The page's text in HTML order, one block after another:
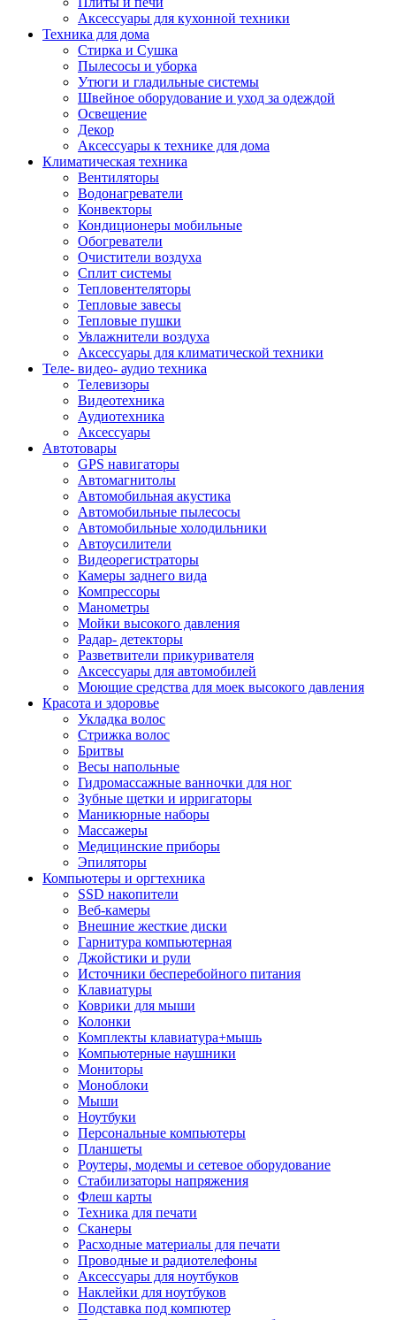
Аксессуары для кухонной техники
Техника для дома
Стирка и Сушка
Пылесосы и уборка
Утюги и гладильные системы
Швейное оборудование и уход за одеждой
Освещение
Декор
Аксессуары к технике для дома
Климатическая техника
Вентиляторы
Водонагреватели
Конвекторы
Кондиционеры мобильные
Обогреватели
Очистители воздуха
Сплит системы
Тепловентеляторы
Тепловые завесы
Тепловые пушки
Увлажнители воздуха
Аксессуары для климатической техники
Теле- видео- аудио техника
Телевизоры
Видеотехника
Аудиотехника
Аксессуары
Автотовары
GPS навигаторы
Автомагнитолы
Автомобильная акустика
Автомобильные пылесосы
Автомобильные холодильники
Автоусилители
Видеорегистраторы
Камеры заднего вида
Компрессоры
Манометры
Мойки высокого давления
Радар- детекторы
Разветвители прикуривателя
Аксессуары для автомобилей
Моющие средства для моек высокого давления
Красота и здоровье
Укладка волос
Стрижка волос
Бритвы
Весы напольные
Гидромассажные ванночки для ног
Зубные щетки и ирригаторы
Маникюрные наборы
Массажеры
Медицинские приборы
Эпиляторы
Компьютеры и оргтехника
SSD накопители
Веб-камеры
Внешние жесткие диски
Гарнитура компьютерная
Джойстики и рули
Источники бесперебойного питания
Клавиатуры
Коврики для мыши
Колонки
Комплекты клавиатура+мышь
Компьютерные наушники
Мониторы
Моноблоки
Мыши
Ноутбуки
Персональные компьютеры
Планшеты
Роутеры, модемы и сетевое оборудование
Стабилизаторы напряжения
Флеш карты
Техника для печати
Сканеры
Расходные материалы для печати
Проводные и радиотелефоны
Аксессуары для ноутбуков
Наклейки для ноутбуков
Подставка под компютер